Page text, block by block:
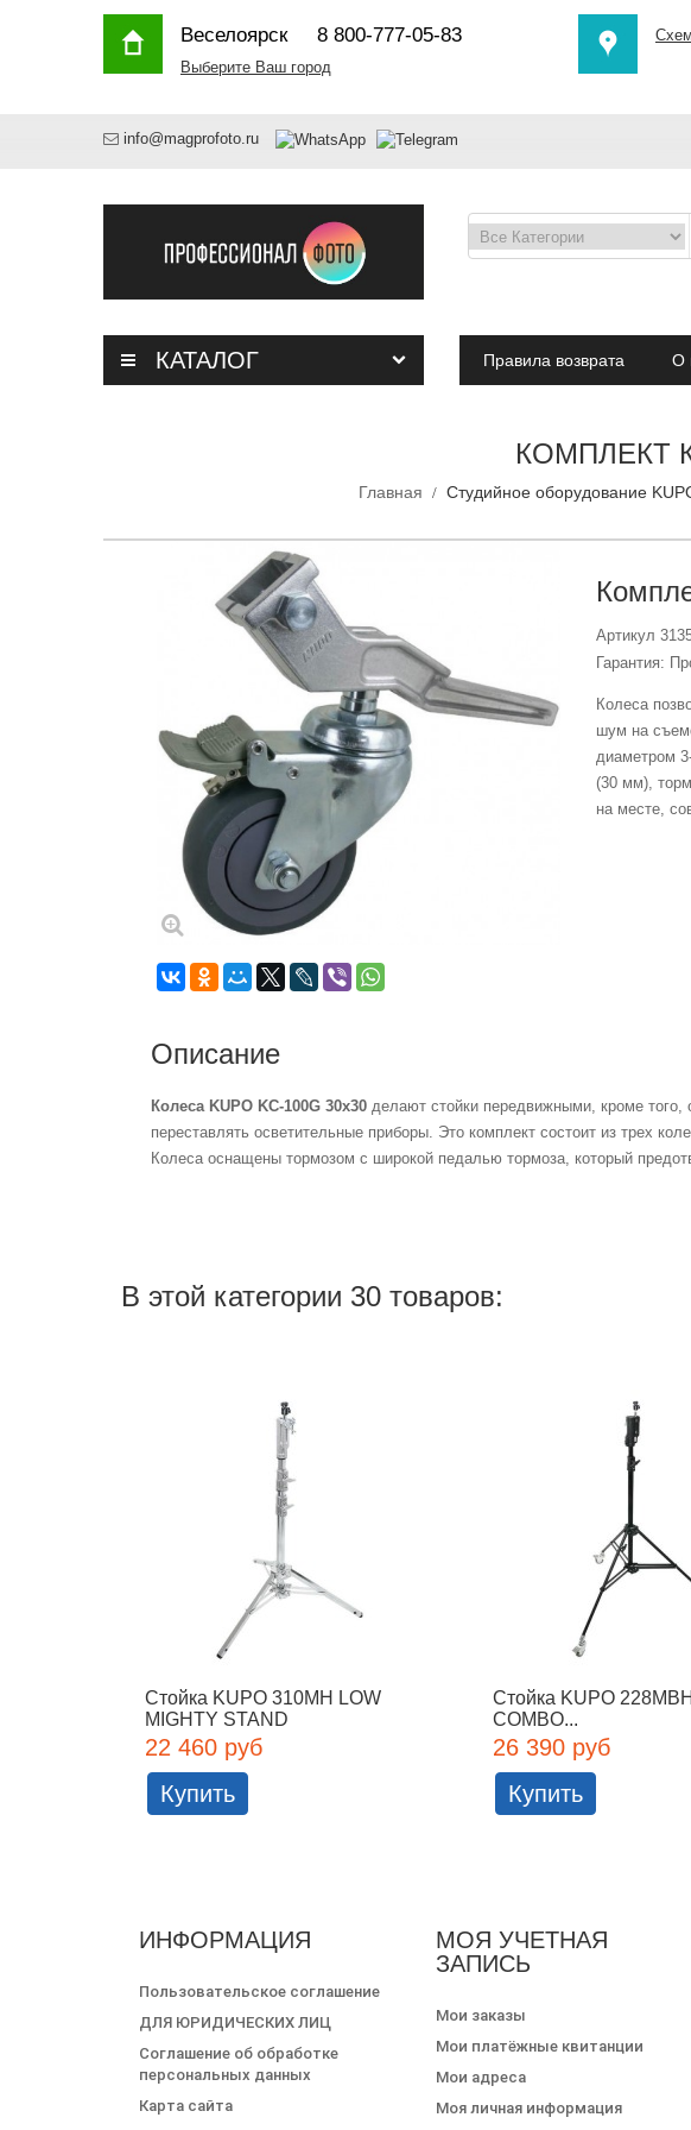
Веселоярск8 800-777-05-83
Выберите Ваш город
info@magprofoto.ru
КАТАЛОГ Правила возврата О
КОМПЛЕКТ
Главная Студийное оборудование
Артикул
Гарантия:
Колеса
шум на
диаметром
(30 мм),
на месте,
Описание
Колеса KUPO KC-100G 30х30 делают стойки передвижными, кроме
переставлять осветительные приборы. Это комплект состоит из трех
Колеса оснащены тормозом с широкой педалью тормоза, который
В этой категории 30 товаров:
Стойка KUPO 310MH LOW
MIGHTY STAND
22 460 руб
Купить
Стойка KUPO
COMBO...
26 390 руб
Купить
ИНФОРМАЦИЯ
Пользовательское соглашение
ДЛЯ ЮРИДИЧЕСКИХ ЛИЦ
Соглашение об обработке
персональных данных
Карта сайта
МОЯ УЧЕТНАЯ
ЗАПИСЬ
Мои заказы
Мои платёжные квитанции
Мои адреса
Моя личная информация